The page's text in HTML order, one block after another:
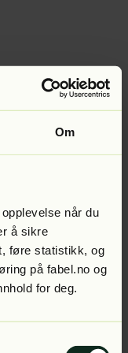
Om
når du
å sikre
føre statistikk, og
på fabel.no og
for deg.